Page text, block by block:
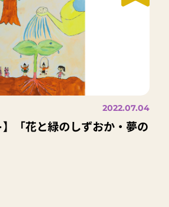
2022.07.04
】「花と緑のしずおか・夢の